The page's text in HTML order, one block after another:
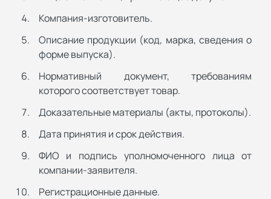
Компания-изготовитель.
Описание продукции (код, марка, сведения о
форме выпуска).
Нормативный документ, требованиям
которого соответствует товар.
Доказательные материалы (акты, протоколы).
Дата принятия и срок действия.
ФИО и подпись уполномоченного лица от
компании-заявителя.
Регистрационные данные.